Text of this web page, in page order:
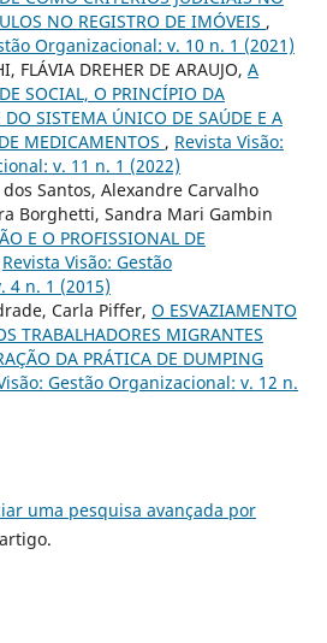
NO REGISTRO DE IMÓVEIS ,
Organizacional: v. 10 n. 1 (2021)
FLÁVIA DREHER DE ARAUJO, A
SOCIAL, O PRINCÍPIO DA
DO SISTEMA ÚNICO DE SAÚDE E A
MEDICAMENTOS , Revista Visão:
v. 11 n. 1 (2022)
Santos, Alexandre Carvalho
Borghetti, Sandra Mari Gambin
E O PROFISSIONAL DE
Revista Visão: Gestão
4 n. 1 (2015)
Carla Piffer, O ESVAZIAMENTO
TRABALHADORES MIGRANTES
DA PRÁTICA DE DUMPING
Gestão Organizacional: v. 12 n.
uma pesquisa avançada por